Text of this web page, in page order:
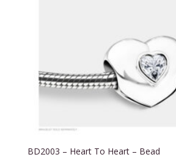
BD2003 – Heart To Heart – Bead